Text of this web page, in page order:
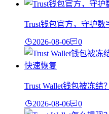
Trust钱包官方，守护
2026-08-06 0
Trust Wallet钱包被冻结
2026-08-06 0